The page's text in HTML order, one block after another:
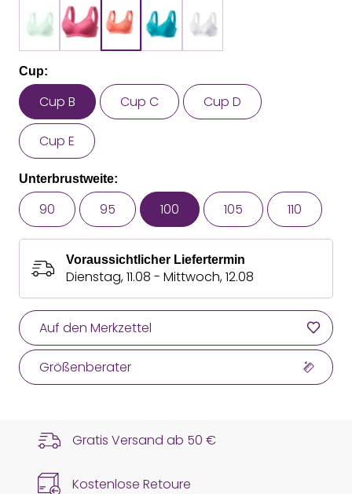
Cup:
Cup B Cup C Cup D
Cup E
Unterbrustweite:
90 95 100 105 110
Voraussichtlicher Liefertermin
Dienstag, 11.08 - Mittwoch, 12.08
Auf den Merkzettel
Größenberater
Gratis Versand ab 50 €
Kostenlose Retoure